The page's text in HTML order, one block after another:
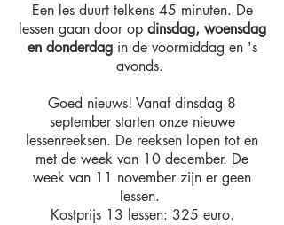
Een les duurt telkens 45 minuten. De
lessen gaan door op dinsdag, woensdag
en donderdagin de voormiddag en 's
avonds.
Goed nieuws! Vanaf dinsdag 8
september starten onze nieuwe
lessenreeksen. De reeksen lopen tot en
met de week van 10 december. De
week van 11 november zijn er geen
lessen.
Kostprijs 13 lessen: 325 euro.